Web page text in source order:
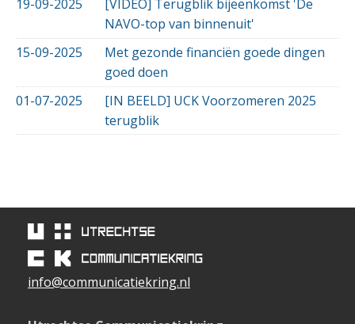
19-09-2025
[VIDEO] Terugblik bijeenkomst 'De
NAVO-top van binnenuit'
15-09-2025
Met gezonde financiën goede dingen
goed doen
01-07-2025
[IN BEELD] UCK Voorzomeren 2025
terugblik
info@communicatiekring.nl